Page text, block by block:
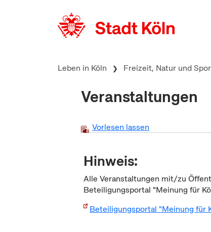
Leben in Köln Freizeit, Natur und
Veranstaltungen
Vorlesen lassen
Hinweis:
Alle Veranstaltungen mit/zu
Beteiligungsportal "Meinung für
Beteiligungsportal "Meinung für